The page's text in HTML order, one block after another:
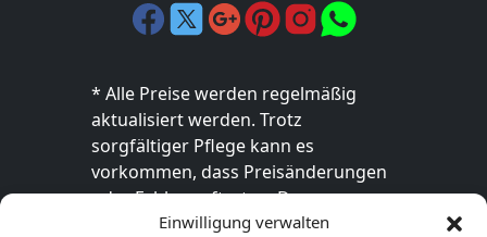
Einwilligung verwalten
* Alle Preise werden regelmäßig
aktualisiert werden. Trotz
sorgfältiger Pflege kann es
vorkommen, dass Preisänderungen
oder Fehler auftreten. Der
endgültige Preis sowie die